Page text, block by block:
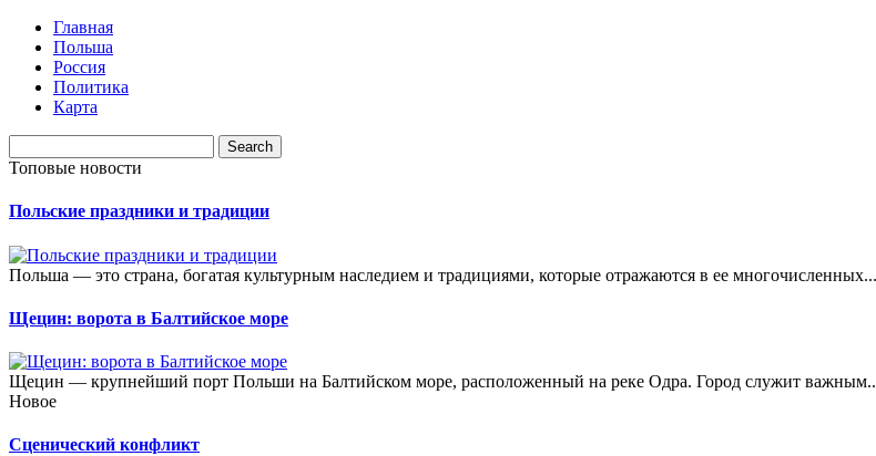
Главная
Польша
Россия
Политика
Карта
Топовые новости
Польские праздники и традиции
Польша — это страна, богатая культурным наследием и традициями, которые отражаются в ее многочисленных...
Щецин: ворота в Балтийское море
Щецин — крупнейший порт Польши на Балтийском море, расположенный на реке Одра. Город служит
Новое
Сценический конфликт